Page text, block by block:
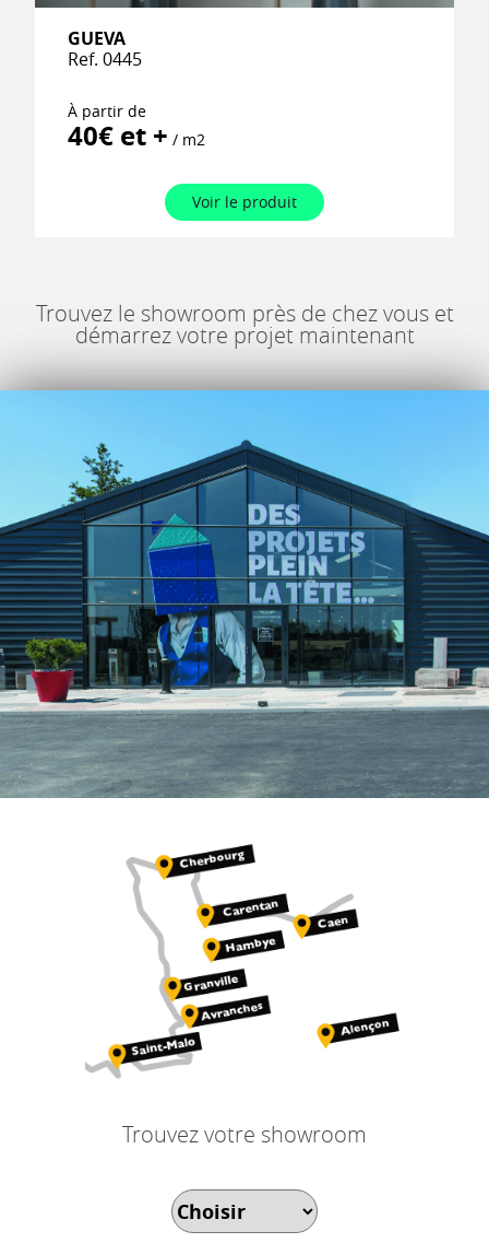
GUEVA
Ref. 0445
À partir de
40€ et + / m2
Voir le produit
Trouvez le showroom près de chez vous et
démarrez votre projet maintenant
Trouvez votre showroom